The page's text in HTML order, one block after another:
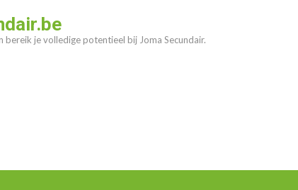
bereik je volledige potentieel bij Joma Secundair.